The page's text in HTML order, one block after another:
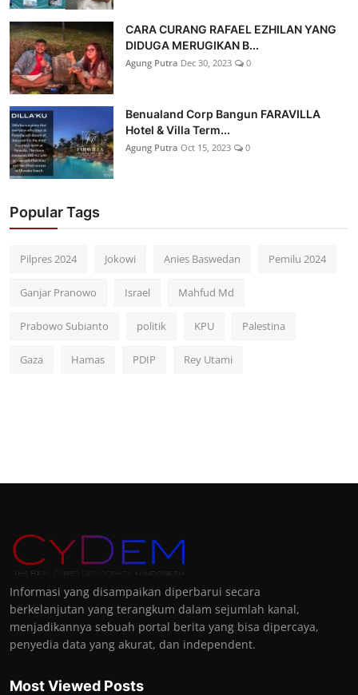
CARA CURANG RAFAEL EZHILAN YANG
DIDUGA MERUGIKAN B...
Agung Putra Dec 30, 2023 0
Benualand Corp Bangun FARAVILLA
Hotel & Villa Term...
Agung Putra Oct 15, 2023 0
Popular Tags
Pilpres 2024 Jokowi Anies Baswedan Pemilu 2024
Ganjar Pranowo Israel Mahfud Md
Prabowo Subianto politik KPU Palestina
Gaza Hamas PDIP Rey Utami
Informasi yang disampaikan diperbarui secara
berkelanjutan yang terangkum dalam sejumlah kanal,
menjadikannya sebuah portal berita yang bisa dipercaya,
penyedia data yang akurat, dan independent.
Most Viewed Posts